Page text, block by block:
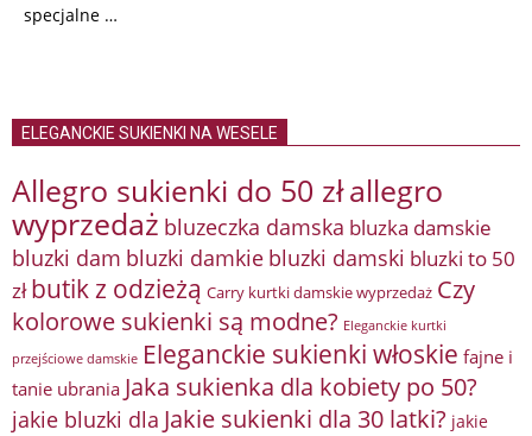
specjalne …
ELEGANCKIE SUKIENKI NA WESELE
Allegro sukienki do 50 złallegro
wyprzedaż bluzeczka damska bluzka damskie
bluzki dam bluzki damkie bluzki damski bluzki to 50
zł butik z odzieżą Carry kurtki damskie wyprzedaż Czy
kolorowe sukienki są modne? Eleganckie kurtki
przejściowe damskie Eleganckie sukienki włoskie fajne i
tanie ubrania Jaka sukienka dla kobiety po 50?
jakie bluzki dla Jakie sukienki dla 30 latki? jakie